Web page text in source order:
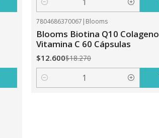
Cantidad
7804686370067 | Blooms
Blooms Biotina Q10 Colageno
Vitamina C 60 Cápsulas
$12.600$18.270
Cantidad